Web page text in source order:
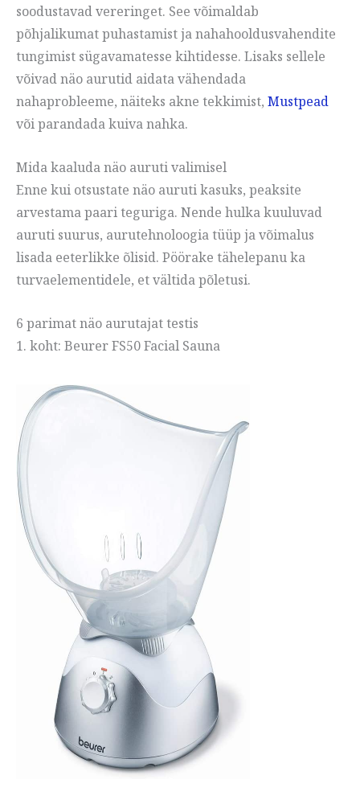
soodustavad vereringet. See võimaldab
põhjalikumat puhastamist ja nahahooldusvahendite
tungimist sügavamatesse kihtidesse. Lisaks sellele
võivad näo aurutid aidata vähendada
nahaprobleeme, näiteks akne tekkimist, Mustpead
või parandada kuiva nahka.
Mida kaaluda näo auruti valimisel
Enne kui otsustate näo auruti kasuks, peaksite
arvestama paari teguriga. Nende hulka kuuluvad
auruti suurus, aurutehnoloogia tüüp ja võimalus
lisada eeterlikke õlisid. Pöörake tähelepanu ka
turvaelementidele, et vältida põletusi.
6 parimat näo aurutajat testis
1. koht: Beurer FS50 Facial Sauna